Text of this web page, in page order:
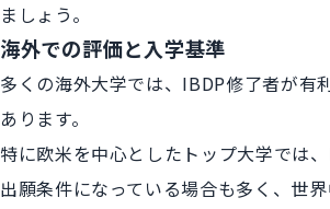
ましょう。
海外での評価と入学基準
多くの海外大学では、IBDP修了者が有
あります。
特に欧米を中心としたトップ大学では
出願条件になっている場合も多く、世